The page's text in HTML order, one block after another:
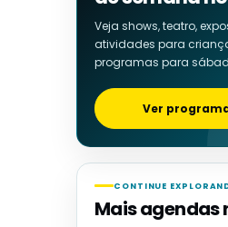
Veja shows, teatro,
atividades para
programas para
Ver
CONTINUE
Mais agendas